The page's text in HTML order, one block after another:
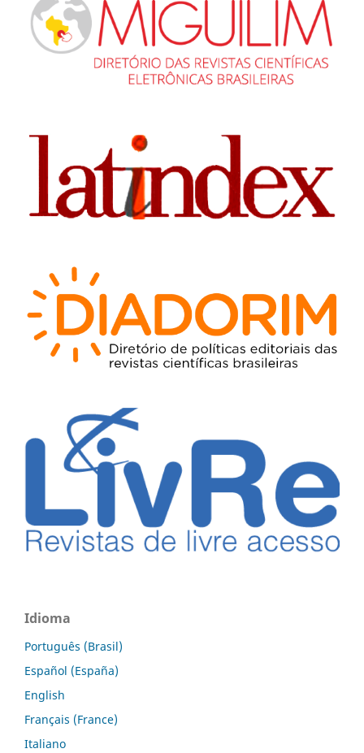
Idioma
Português (Brasil)
Español (España)
English
Français (France)
Italiano